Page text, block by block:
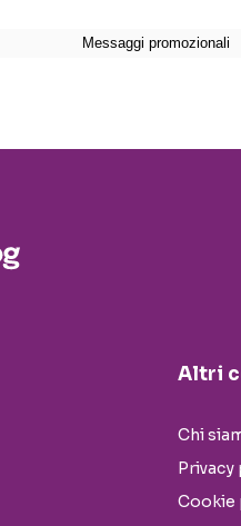
Altri
Chi
Privacy
Cookie